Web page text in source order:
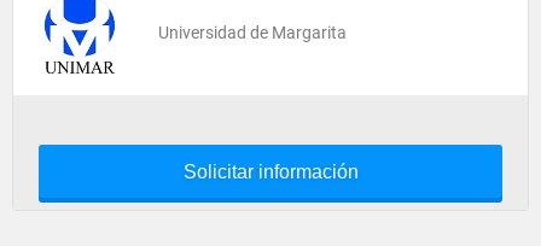
Universidad de Margarita
Solicitar información